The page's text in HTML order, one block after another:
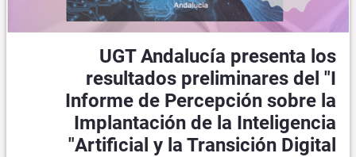
UGT Andalucía presenta los
resultados preliminares del "I
Informe de Percepción sobre la
Implantación de la Inteligencia
Artificial y la Transición Digital"